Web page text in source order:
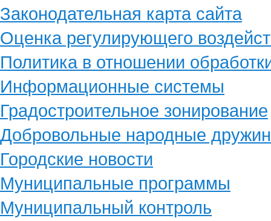
Законодательная карта сайта
Оценка регулирующего
Политика в отношении
Информационные системы
Градостроительное зонирование
Добровольные народные
Городские новости
Муниципальные программы
Муниципальный контроль